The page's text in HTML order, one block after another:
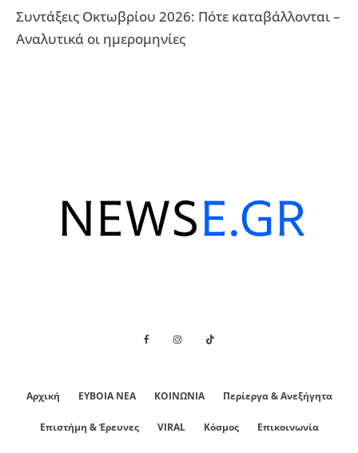
Συντάξεις Οκτωβρίου 2026: Πότε καταβάλλονται –
Αναλυτικά οι ημερομηνίες
Αρχική ΕΥΒΟΙΑ ΝΕΑ ΚΟΙΝΩΝΙΑ Περίεργα & Ανεξήγητα
Επιστήμη & Έρευνες VIRAL Κόσμος Επικοινωνία